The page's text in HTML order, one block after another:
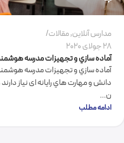
مدارس آنلاین,مقالات
28 جولای 2020
آماده سازي و تجهیزات مدرسه
آماده سازي و تجهیزات مدرسه
دانش و مهارت هاي رايانه ای نياز
ن...
ادامه مطلب